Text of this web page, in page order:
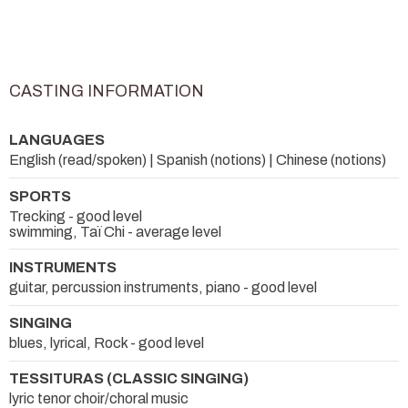
CASTING INFORMATION
LANGUAGES
English (read/spoken) | Spanish (notions) | Chinese (notions)
SPORTS
Trecking - good level
swimming, Taï Chi - average level
INSTRUMENTS
guitar, percussion instruments, piano - good level
SINGING
blues, lyrical, Rock - good level
TESSITURAS (CLASSIC SINGING)
lyric tenor choir/choral music